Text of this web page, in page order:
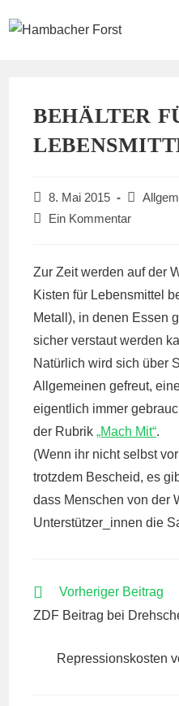
Inhalt
BEHÄLTER
Beitrag
veröffentlicht:
8. Mai 2015
Beitrags-
Kategorie:
Beitrags-
Ein Kommentar
Zur Zeit werden auf der
Kisten für Lebensmittel
Metall), in denen Essen
sicher verstaut werden
Natürlich wird sich über
Allgemeinen gefreut,
eigentlich immer
der Rubrik„Mach Mit“.
(Wenn ihr nicht selbst
trotzdem Bescheid, es
dass Menschen von der
Unterstützer_innen die
WEITERE
ANSEHEN
Vorheriger Beitrag
ZDF Beitrag bei
Repressionskosten